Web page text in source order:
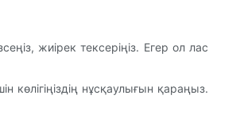
жиірек тексеріңіз. Егер ол лас
нұсқаулығын қараңыз.